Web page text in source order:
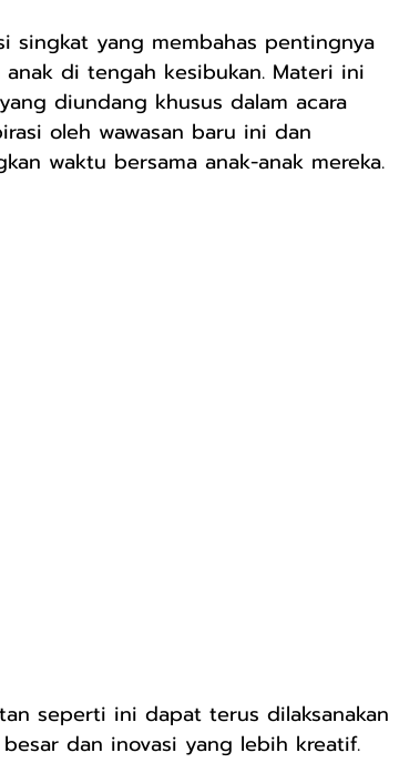
singkat yang membahas pentingnya
di tengah kesibukan. Materi ini
diundang khusus dalam acara
oleh wawasan baru ini dan
waktu bersama anak-anak mereka.
seperti ini dapat terus dilaksanakan
dan inovasi yang lebih kreatif.